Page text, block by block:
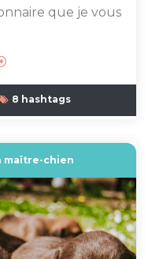
que je vous
8 hashtags
maître-chien